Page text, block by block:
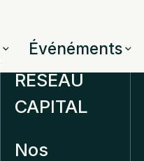
Événéments
RÉSEAU
CAPITAL
Nos